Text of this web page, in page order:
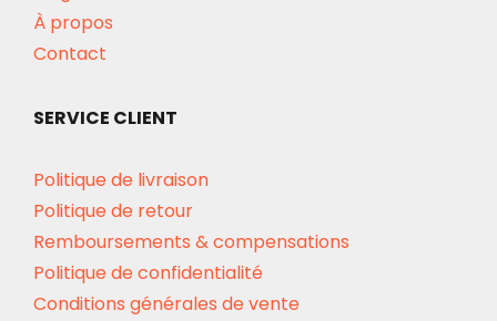
À propos
Contact
SERVICE CLIENT
Politique de livraison
Politique de retour
Remboursements & compensations
Politique de confidentialité
Conditions générales de vente